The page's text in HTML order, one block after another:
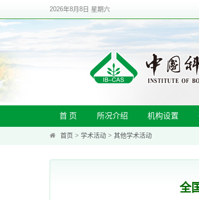
2026年8月8日 星期六
首 页 所况介绍 机构设置
首页 > 学术活动 > 其他学术活动
全